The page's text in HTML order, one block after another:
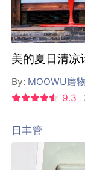
美的夏日清凉
By: MOOWU磨
9.3
日丰管